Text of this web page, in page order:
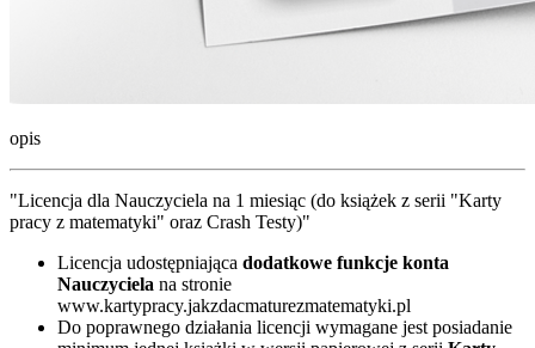
opis
"Licencja dla Nauczyciela na 1 miesiąc (do książek z serii "Karty
pracy z matematyki" oraz Crash Testy)"
Licencja udostępniająca dodatkowe funkcje konta
Nauczyciela na stronie
www.kartypracy.jakzdacmaturezmatematyki.pl
Do poprawnego działania licencji wymagane jest posiadanie